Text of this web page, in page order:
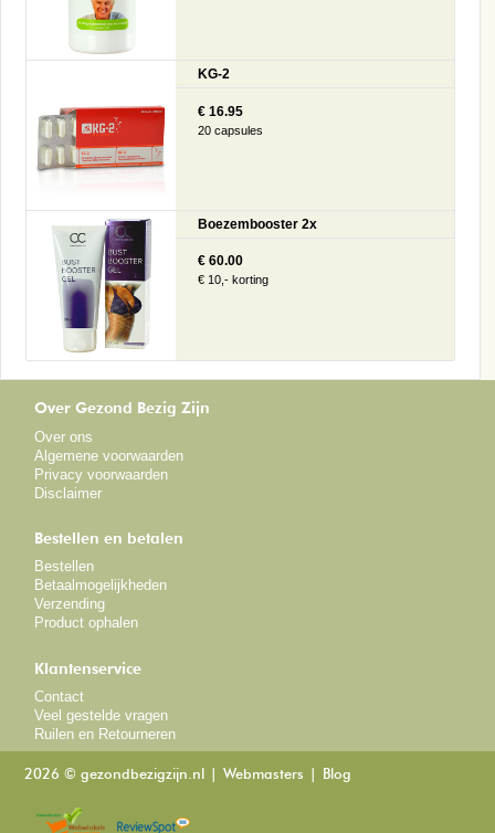
KG-2
€ 16.95
20 capsules
Boezembooster 2x
€ 60.00
€ 10,- korting
Over Gezond Bezig Zijn
Over ons
Algemene voorwaarden
Privacy voorwaarden
Disclaimer
Bestellen en betalen
Bestellen
Betaalmogelijkheden
Verzending
Product ophalen
Klantenservice
Contact
Veel gestelde vragen
Ruilen en Retourneren
2026 © gezondbezigzijn.nl Webmasters Blog